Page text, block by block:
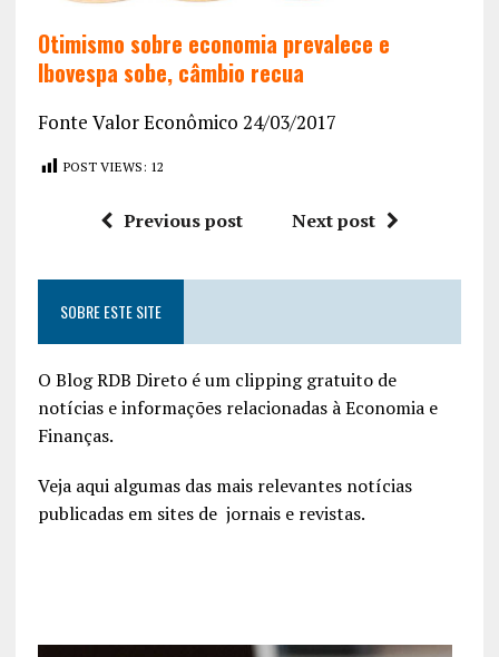
Otimismo sobre economia prevalece e
Ibovespa sobe, câmbio recua
Fonte Valor Econômico 24/03/2017
POST VIEWS: 12
Previous post Next post
SOBRE ESTE SITE
O Blog RDB Direto é um clipping gratuito de
notícias e informações relacionadas à Economia e
Finanças.
Veja aqui algumas das mais relevantes notícias
publicadas em sites de jornais e revistas.